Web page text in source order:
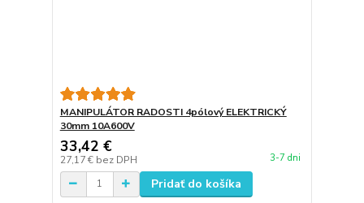
MANIPULÁTOR RADOSTI 4pólový ELEKTRICKÝ
30mm 10A600V
33,42 €
27,17 € bez DPH 3-7 dni
Pridať do košíka